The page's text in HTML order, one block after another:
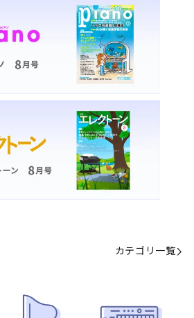
カテゴリ一覧